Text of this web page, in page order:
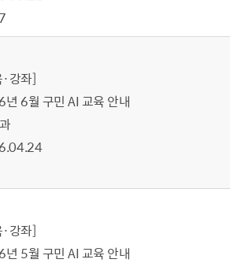
강좌]
6월 구민 AI 교육 안내
강좌]
5월 구민 AI 교육 안내